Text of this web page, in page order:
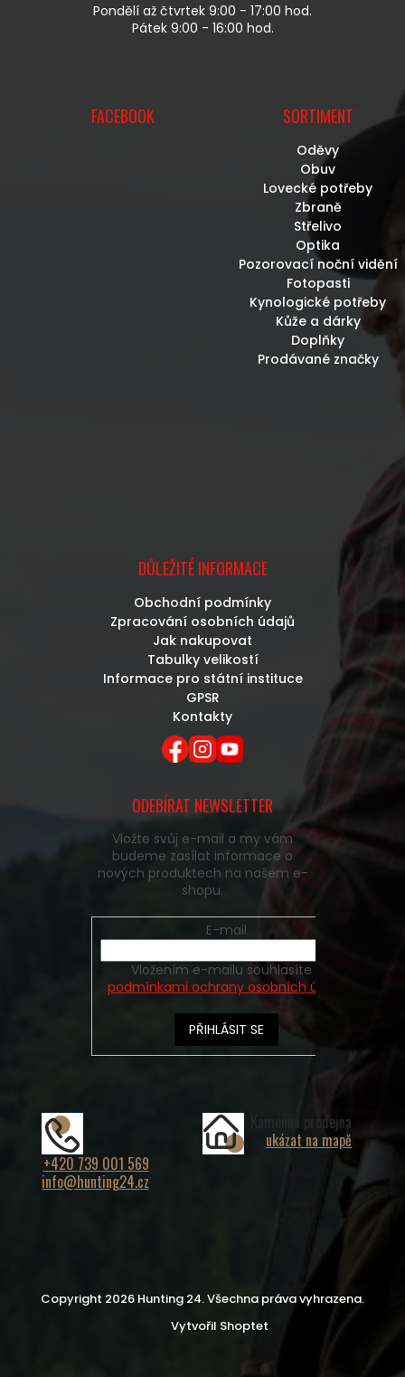
Pondělí až čtvrtek 9:00 - 17:00 hod.
Pátek 9:00 - 16:00 hod.
FACEBOOK SORTIMENT
Oděvy
Obuv
Lovecké potřeby
Zbraně
Střelivo
Optika
Pozorovací noční vidění
Fotopasti
Kynologické potřeby
Kůže a dárky
Doplňky
Prodávané značky
DŮLEŽITÉ INFORMACE
Obchodní podmínky
Zpracování osobních údajů
Jak nakupovat
Tabulky velikostí
Informace pro státní instituce
GPSR
Kontakty
ODEBÍRAT NEWSLETTER
Vložte svůj e-mail a my vám
budeme zasílat informace o
nových produktech na našem e-
shopu.
E-mail
podmínkami ochrany osobních údajů
PŘIHLÁSIT SE
+420 739 001 569
info@hunting24.cz
Kamenná prodejna
ukázat na mapě
Vytvořil Shoptet
Copyright 2026 Hunting 24. Všechna práva vyhrazena.